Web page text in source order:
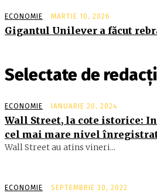
ECONOMIE MARTIE 10, 2026
Gigantul Unilever a făcut
Selectate de
ECONOMIE IANUARIE 20, 2024
Wall Street, la cote istorice:
cel mai mare nivel
Wall Street au atins vineri...
ECONOMIE SEPTEMBRIE 30, 2022